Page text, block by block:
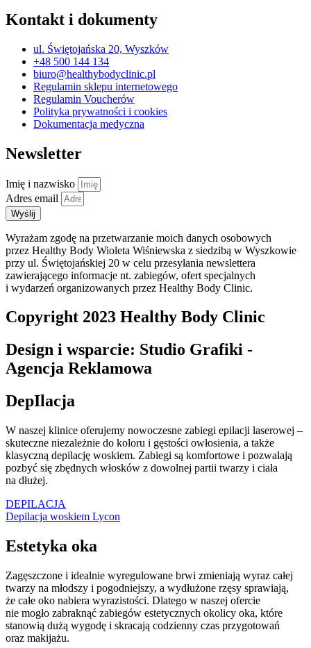
Kontakt i dokumenty
ul. Świętojańska 20, Wyszków
+48 500 144 134
biuro@healthybodyclinic.pl
Regulamin sklepu internetowego
Regulamin Voucherów
Polityka prywatności i cookies
Dokumentacja medyczna
Newsletter
Imię i nazwisko
Adres email
Wyślij
Wyrażam zgodę na przetwarzanie moich danych osobowych
przez Healthy Body Wioleta Wiśniewska z siedzibą w Wyszkowie
przy ul. Świętojańskiej 20 w celu przesyłania newslettera
zawierającego informacje nt. zabiegów, ofert specjalnych
i wydarzeń organizowanych przez Healthy Body Clinic.
Copyright 2023 Healthy Body Clinic
Design i wsparcie: Studio Grafiki -
Agencja Reklamowa
DepIlacja
W naszej klinice oferujemy nowoczesne zabiegi epilacji laserowej –
skuteczne niezależnie do koloru i gęstości owłosienia, a także
klasyczną depilację woskiem. Zabiegi są komfortowe i pozwalają
pozbyć się zbędnych włosków z dowolnej partii twarzy i ciała
na dłużej.
DEPILACJA
Depilacja woskiem Lycon
Estetyka oka
Zagęszczone i idealnie wyregulowane brwi zmieniają wyraz całej
twarzy na młodszy i pogodniejszy, a wydłużone rzęsy sprawiają,
że całe oko nabiera wyrazistości. Dlatego w naszej ofercie
nie mogło zabraknąć zabiegów estetycznych okolicy oka, które
stanowią dużą wygodę i skracają codzienny czas przygotowań
oraz makijażu.